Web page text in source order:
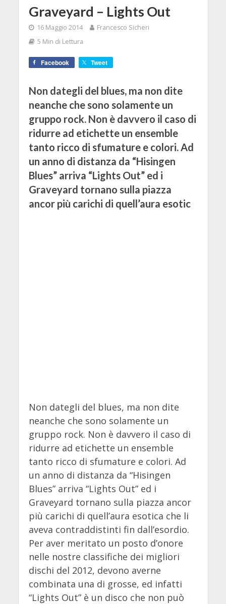
Graveyard – Lights Out
16 Maggio 2014
Francesco Sicheri
5 Min di Lettura
Facebook Tweet
Non dategli del blues, ma non dite
neanche che sono solamente un
gruppo rock. Non è davvero il caso di
ridurre ad etichette un ensemble
tanto ricco di sfumature e colori. Ad
un anno di distanza da “Hisingen
Blues” arriva “Lights Out” ed i
Graveyard tornano sulla piazza
ancor più carichi di quell’aura esotic
Non dategli del blues, ma non dite
neanche che sono solamente un
gruppo rock. Non è davvero il caso di
ridurre ad etichette un ensemble
tanto ricco di sfumature e colori. Ad
un anno di distanza da “Hisingen
Blues” arriva “Lights Out” ed i
Graveyard tornano sulla piazza ancor
più carichi di quell’aura esotica che li
aveva contraddistinti fin dall’esordio.
Per aver meritato un posto d’onore
nelle nostre classifiche dei migliori
dischi del 2012, devono averne
combinata una di grosse, ed infatti
“Lights Out” è un disco che non può